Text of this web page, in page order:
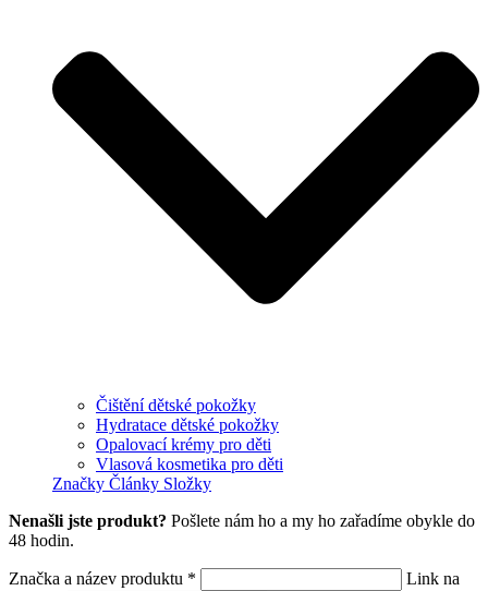
Čištění dětské pokožky
Hydratace dětské pokožky
Opalovací krémy pro děti
Vlasová kosmetika pro děti
Značky Články Složky
Nenašli jste produkt? Pošlete nám ho a my ho zařadíme obykle do
48 hodin.
Značka a název produktu *
Link na